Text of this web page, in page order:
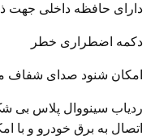
دارای حافظه داخلی جهت
دکمه اضطراری خطر
امکان شنود صدای شفاف
ردیاب سینووال پلاس بی
اتصال به برق خودرو و با